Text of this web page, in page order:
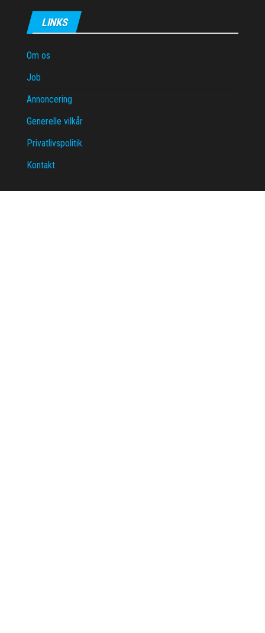
LINKS
Om os
Job
Annoncering
Generelle vilkår
Privatlivspolitik
Kontakt